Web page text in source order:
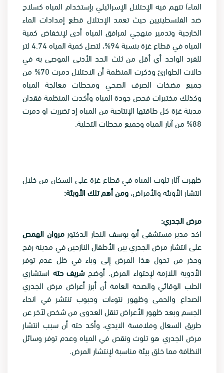
الماء) تتهم فيه الإحتلال الإسرائيلي بإستخدام المياه كسلاح
ضد الفلسطينيين حيث تعمد الإحتلال قطع إمدادات الماء
الخارجية وتدمير منهجي لمرافق المياه أدى لإنخفاض كمية
المياه في قطاع غزة بنسبة 94%، لتصل كمية المياه 4.74 لتر
للفرد الواحد أي أقل من ثلث الحد الأدنى الموصى به في
حالات الطوارئ وذكرت المنظمة أن الاحتلال دمرت 70% من
جميع مضخات الصرف الصحي ومحطات معالجة المياه
وكذلك مختبرات فحص جودة المياه وأكدت المنظمة فقدان
مدينة غزة كل طاقتها الإنتاجية من المياه إد تضررت او دمرت
88% من آبار المياه وجميع محطات التحلية.
ظهرت آثار تلوث المياه في قطاع غزة على السكان من خلال
انتشار الأوبئة والأمراض،ومن أهم تلك الأوبئة:
مرض الجدري:
اكد مدير مستشفى أبو يوسف النجار الدكتور مروان الهمص
على انتشار مرض الجدري بين الأطفال النازحين في مدينة رفح
وحذر من تحول هذا المرض إلى وباء في ظل عدم توفر
الأدوية اللازمة لإحتواء المرض. أوضحشريف حته استشاري
الطب الوقائي والصحة العامة أن أبرز أعراض مرض الجدري
الصداع والحمى وظهور نتوءات وحبوب تنتشر في انحاء
الجسم وبعد ظهور الأعراض تنقل العدوى من شخص لآخر عن
طريق السعال وملامسة الايدي، وأكد حته أن سبب انتشار
مرض الجدري هو تلوث ونقص في المياه وعدم توفر وسائل
النظافة مما خلق بيئة مناسبة لإنتشار المرض.